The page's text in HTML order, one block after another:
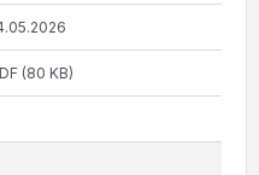
(80 KB)